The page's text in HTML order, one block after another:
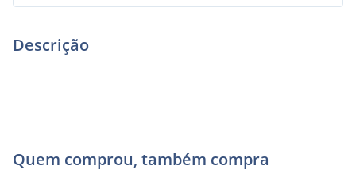
Descrição
Quem comprou, também compra